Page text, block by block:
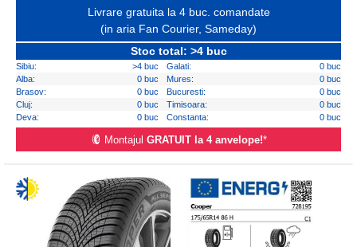
Livrare gratuita la 4 buc. comandate
(in aria Fan Courier, Sameday)
Stoc total: >4 buc
Sibiu: >4 buc Galati:
0 buc
Alba:
0 buc Mures:
0 buc
Brasov:
0 buc Bucuresti:
0 buc
Cluj:
0 buc Timisoara:
0 buc
Deva:
0 buc Constanta: 0 buc
Montajul GRATUIT la 4 anvelope!*